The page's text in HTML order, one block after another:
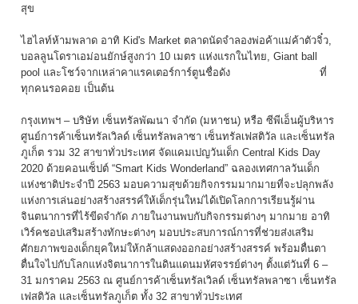
สุข
ไฮไลท์ห้ามพลาด อาทิ Kid's Market ตลาดนัดจำลองพ่อค้าแม่ค้าตัวจิ๋ว,
บอลลูนโดราเอม่อนยักษ์สูงกว่า 10 เมตร แห่งแรกในไทย, Giant ball
pool และโชว์จากเหล่าคาแรคเตอร์การ์ตูนชื่อดัง ที่
ทุกคนรอคอย เป็นต้น
กรุงเทพฯ – บริษัท เซ็นทรัลพัฒนา จำกัด (มหาชน) หรือ ซีพีเอ็นผู้บริหาร
ศูนย์การค้าเซ็นทรัลเวิลด์ เซ็นทรัลพลาซา เซ็นทรัลเฟสติวัล และเซ็นทรัล
ภูเก็ต รวม 32 สาขาทั่วประเทศ จัดแคมเปญวันเด็ก Central Kids Day
2020 ด้วยคอนเซ็ปต์ “Smart Kids Wonderland” ฉลองเทศกาลวันเด็ก
แห่งชาติประจำปี 2563 มอบความสุขด้วยกิจกรรมมากมายที่จะปลุกพลัง
แห่งการเล่นอย่างสร้างสรรค์ให้เด็กรุ่นใหม่ได้เปิดโลกการเรียนรู้ผ่าน
จินตนาการที่ไร้ขีดจำกัด ภายในงานพบกับกิจกรรมต่างๆ มากมาย อาทิ
เวิร์คชอปเสริมสร้างทักษะต่างๆ มอบประสบการณ์การที่ช่วยส่งเสริม
ศักยภาพของเด็กยุคใหม่ให้กล้าแสดงออกอย่างสร้างสรรค์ พร้อมตื่นตา
ตื่นใจไปกับโลกแห่งจิตนาการในดินแดนมหัศจรรย์ต่างๆ ตั้งแต่วันที่ 6 –
31 มกราคม 2563 ณ ศูนย์การค้าเซ็นทรัลเวิลด์ เซ็นทรัลพลาซา เซ็นทรัล
เฟสติวัล และเซ็นทรัลภูเก็ต ทั้ง 32 สาขาทั่วประเทศ